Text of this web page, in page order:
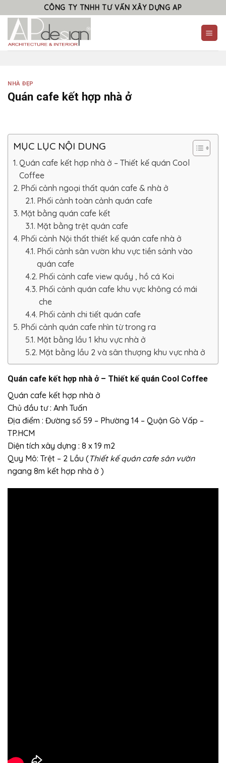
to
content
CÔNG TY TNHH TƯ VẤN XÂY DỰNG AP
NHÀ ĐẸP
Quán cafe kết hợp nhà ở
MỤC LỤC NỘI DUNG
Quán cafe kết hợp nhà ở – Thiết kế quán Cool
Coffee
Phối cảnh ngoại thất quán cafe & nhà ở
Phối cảnh toàn cảnh quán cafe
Mặt bằng quán cafe kết
Mặt bằng trệt quán cafe
Phối cảnh Nội thất thiết kế quán cafe nhà ở
Phối cảnh sân vườn khu vực tiền sảnh vào
quán cafe
Phối cảnh cafe view quầy , hồ cá Koi
Phối cảnh quán cafe khu vực không có mái
che
Phối cảnh chi tiết quán cafe
Phối cảnh quán cafe nhìn từ trong ra
Mặt bằng lầu 1 khu vực nhà ở
Mặt bằng lầu 2 và sân thượng khu vực nhà ở
Quán cafe kết hợp nhà ở – Thiết kế quán Cool Coffee
Quán cafe kết hợp nhà ở
Chủ đầu tư : Anh Tuấn
Địa điểm : Đường số 59 – Phường 14 – Quận Gò Vấp –
TP.HCM
Diện tích xây dựng : 8 x 19 m2
Quy Mô: Trệt – 2 Lầu (Thiết kế quán cafe sân vườn
ngang 8m kết hợp nhà ở )